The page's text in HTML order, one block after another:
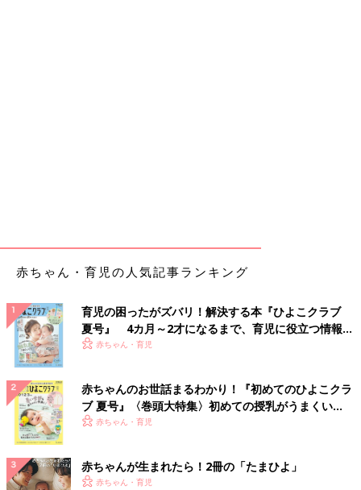
赤ちゃん・育児の人気記事ランキング
育児の困ったがズバリ！解決する本『ひよこクラブ
夏号』 4カ月～2才になるまで、育児に役立つ情報が
いっぱい！
赤ちゃん・育児
赤ちゃんのお世話まるわかり！『初めてのひよこクラ
ブ 夏号』〈巻頭大特集〉初めての授乳がうまくい
く！ おっぱい・ミルクの基本と夏のトラブル 解決テ
赤ちゃん・育児
赤ちゃんが生まれたら！2冊の「たまひよ」
赤ちゃん・育児